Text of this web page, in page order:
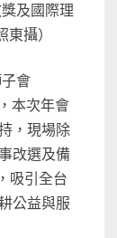
及國際理
攝）
會
本次年會
，現場除
改選及備
吸引全台
公益與服